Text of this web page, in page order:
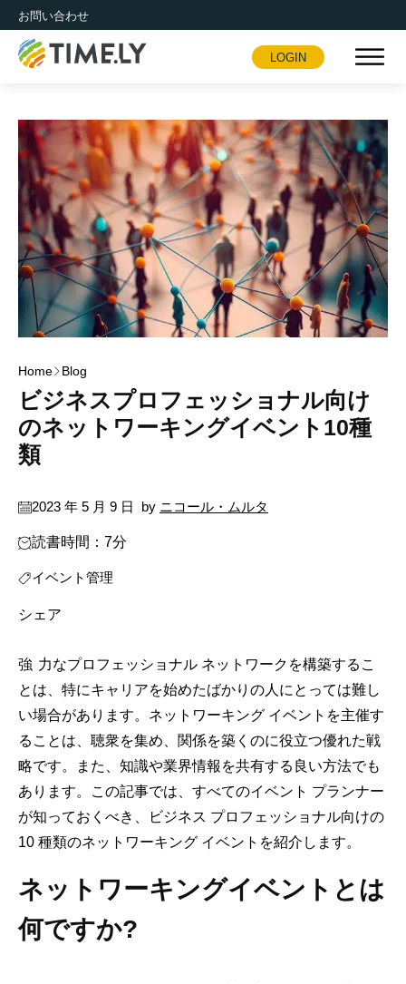
お問い合わせ
Timely
LOGIN
Home Blog
ビジネスプロフェッショナル向け
のネットワーキングイベント10種
類
2023 年 5 月 9 日 by ニコール・ムルタ
読書時間：7分
イベント管理
シェア
強力なプロフェッショナル ネットワークを構築するこ
とは、特にキャリアを始めたばかりの人にとっては難し
い場合があります。ネットワーキング イベントを主催す
ることは、聴衆を集め、関係を築くのに役立つ優れた戦
略です。また、知識や業界情報を共有する良い方法でも
あります。この記事では、すべてのイベント プランナー
が知っておくべき、ビジネス プロフェッショナル向けの
10 種類のネットワーキング イベントを紹介します。
ネットワーキングイベントとは
何ですか?